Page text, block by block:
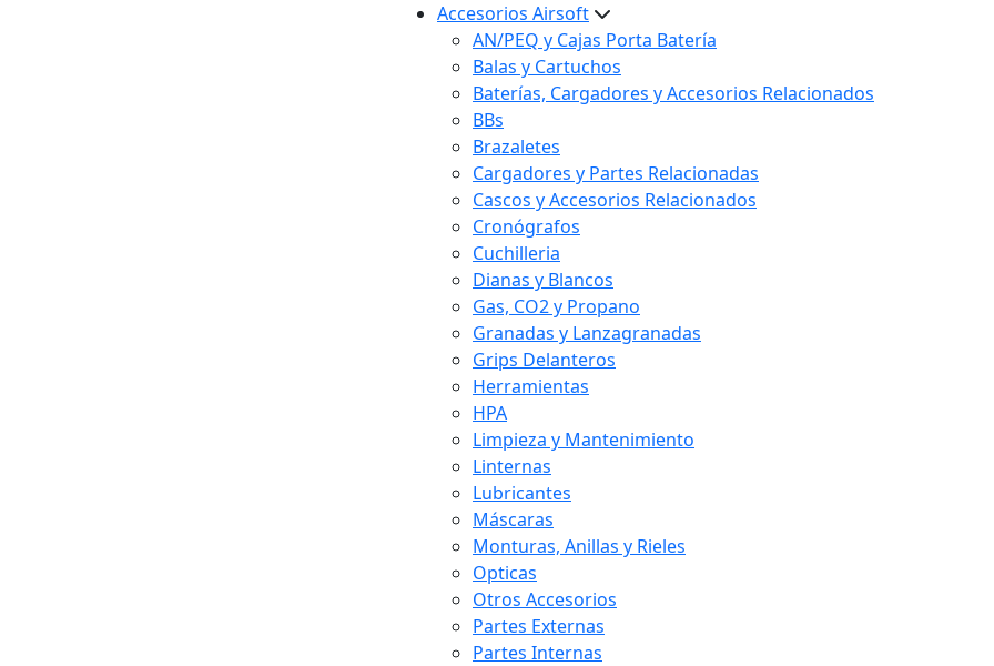
Accesorios Airsoft
AN/PEQ y Cajas Porta Batería
Balas y Cartuchos
Baterías, Cargadores y Accesorios Relacionados
BBs
Brazaletes
Cargadores y Partes Relacionadas
Cascos y Accesorios Relacionados
Cronógrafos
Cuchilleria
Dianas y Blancos
Gas, CO2 y Propano
Granadas y Lanzagranadas
Grips Delanteros
Herramientas
HPA
Limpieza y Mantenimiento
Linternas
Lubricantes
Máscaras
Monturas, Anillas y Rieles
Opticas
Otros Accesorios
Partes Externas
Partes Internas